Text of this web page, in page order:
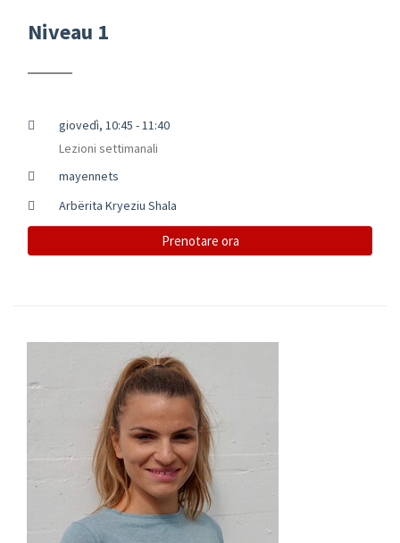
Niveau 1
giovedì, 10:45 - 11:40
Lezioni settimanali
mayennets
Arbërita Kryeziu Shala
Prenotare ora